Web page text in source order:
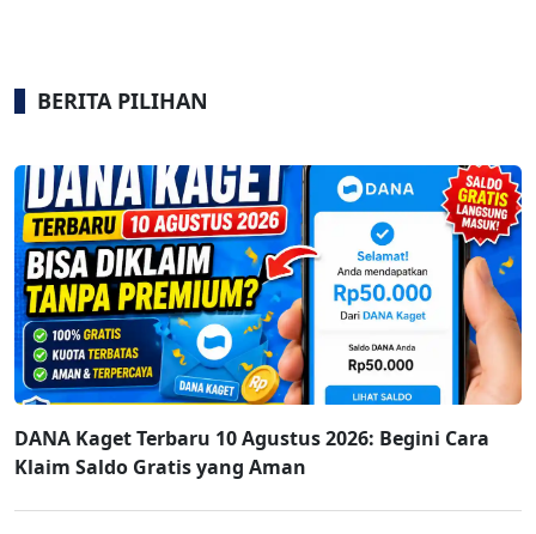
BERITA PILIHAN
DANA Kaget Terbaru 10 Agustus 2026: Begini Cara
Klaim Saldo Gratis yang Aman